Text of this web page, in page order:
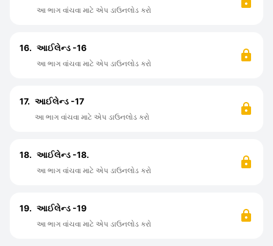
આ ભાગ વાંચવા માટે એપ ડાઉનલોડ કરો
16. આઈલેન્ડ -16
આ ભાગ વાંચવા માટે એપ ડાઉનલોડ કરો
17. આઈલેન્ડ -17
આ ભાગ વાંચવા માટે એપ ડાઉનલોડ કરો
18. આઈલેન્ડ -18.
આ ભાગ વાંચવા માટે એપ ડાઉનલોડ કરો
19. આઈલેન્ડ -19
આ ભાગ વાંચવા માટે એપ ડાઉનલોડ કરો